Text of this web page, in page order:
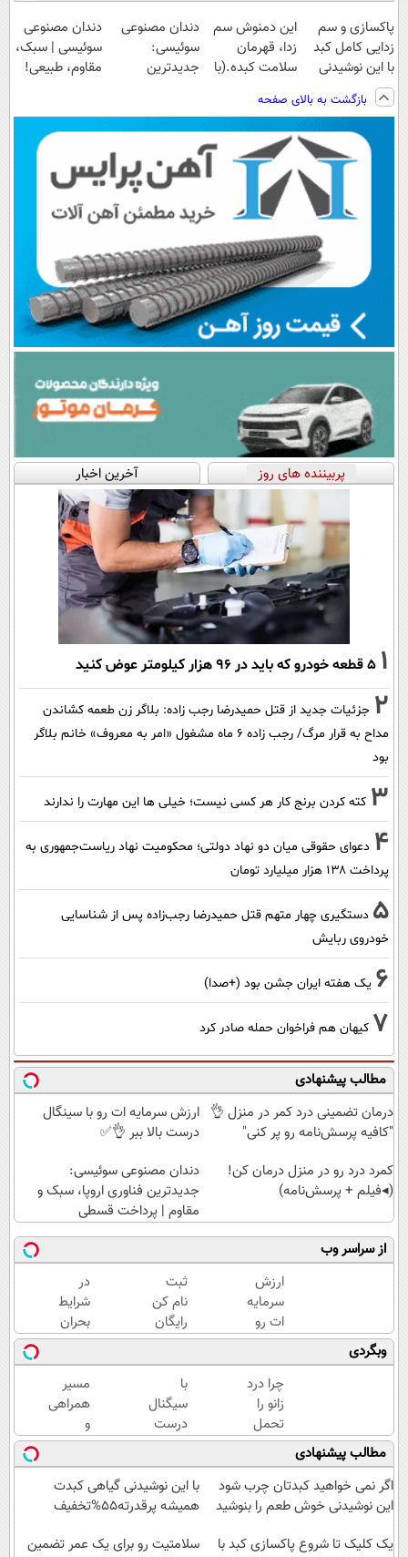
پاکسازی و سم
زدایی کامل کبد
با این نوشیدنی
گیاهی55%تخفیف
این دمنوش سم
زدا، قهرمان
سلامت کبده.(با
بخرش)
دندان مصنوعی
سوئیسی:
جدیدترین
پرداخت قسطی
دندان مصنوعی
سوئیسی | سبک،
مقاوم، طبیعی!
اقساطی😍
بازگشت به بالای صفحه
پربیننده های روز آخرین اخبار
1 ۵ قطعه خودرو که باید در ۹۶ هزار کیلومتر عوض کنید
2 جزئیات جدید از قتل حمیدرضا رجب زاده: بلاگر زن طعمه کشاندن
مداح به قرار مرگ/ رجب زاده 6 ماه مشغول «امر به معروف» خانم بلاگر
بود
3 کته کردن برنج کار هر کسی نیست؛ خیلی ها این مهارت را ندارند
4 دعوای حقوقی میان دو نهاد دولتی؛ محکومیت نهاد ریاست‌جمهوری به
پرداخت ۱۳۸ هزار میلیارد تومان
5 دستگیری چهار متهم قتل حمیدرضا رجب‌زاده پس از شناسایی
خودروی ربایش
6 یک هفته ایران جشن بود (+صدا)
7 کیهان هم فراخوان حمله صادر کرد
مطالب پیشنهادی
درمان تضمینی درد کمر در منزل 👌
"کافیه پرسش‌نامه رو پر کنی"
ارزش سرمایه ات رو با سینگال
درست بالا ببر 👌✅
کمرد درد رو در منزل درمان کن!
(◂فیلم + پرسش‌نامه)
دندان مصنوعی سوئیسی:
جدیدترین فناوری اروپا، سبک و
مقاوم | پرداخت قسطی
از سراسر وب
ارزش
سرمایه
ات رو
با
سینگال
درست
بالا ببر
👌✅
ثبت
نام کن
رایگان
سیگنال
سرمایه
گذاری
بگیر
در
شرایط
بحران
ارزش
پولت
رو
حفظ
کن!
سیگنال
رایگان!
وبگردی
چرا درد
زانو را
تحمل
می‌کنی؟
خیلی
ساده
درمنزل
کن
با
سیگنال
درست
سرمایه
گذاری
( شروع
رایگان
مسیر
همراهی
و
گزارش
عملکرد
گروه
اسنپ
۱۴۰۴
مطالب پیشنهادی
اگر نمی خواهید کبدتان چرب شود
این نوشیدنی خوش طعم را بنوشید
با این نوشیدنی گیاهی کبدت
همیشه پرقدرته55%تخفیف
یک کلیک تا شروع پاکسازی کبد با
سلامتیت رو برای یک عمر تضمین